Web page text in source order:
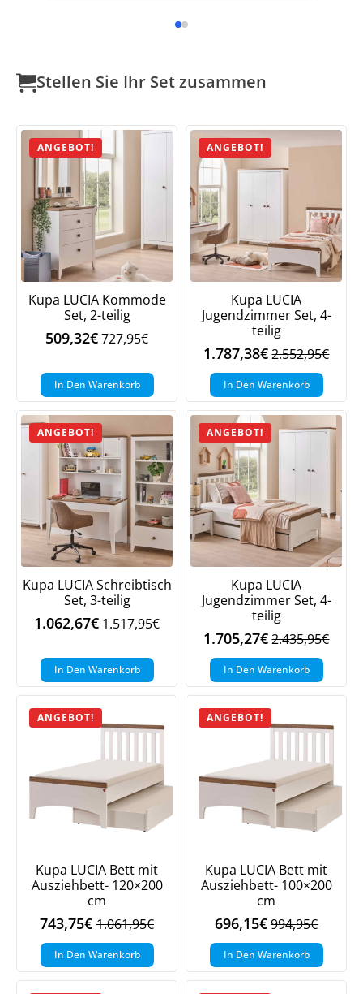
Stellen Sie Ihr Set zusammen
ANGEBOT!
Kupa LUCIA Kommode
Set, 2-teilig
727,95€
Ursprünglicher
war:
727,95€
509,32€Aktueller
ist:
509,32€.
In Den Warenkorb
ANGEBOT!
Kupa LUCIA
Jugendzimmer Set, 4-
teilig
2.552,95€
Preis
war:
2.552,95€
1.787,38€Aktueller
Preis
ist:
1.787,38€.
In Den Warenkorb
ANGEBOT!
Kupa LUCIA Schreibtisch
Set, 3-teilig
1.517,95€
Ursprünglicher
war:
1.517,95€
1.062,67€Aktueller
ist:
1.062,67€.
In Den Warenkorb
ANGEBOT!
Kupa LUCIA
Jugendzimmer Set, 4-
teilig
2.435,95€
Preis
war:
2.435,95€
1.705,27€Aktueller
Preis
ist:
1.705,27€.
In Den Warenkorb
ANGEBOT!
Kupa LUCIA Bett mit
Ausziehbett- 120×200
cm
1.061,95€
Ursprünglicher
Preis
war:
1.061,95€
743,75€ Aktueller
Preis
ist:
743,75€.
In Den Warenkorb
ANGEBOT!
Kupa LUCIA Bett mit
Ausziehbett- 100×200
cm
994,95€
Preis
war:
994,95€
696,15€Aktueller
Preis
ist:
696,15€.
In Den Warenkorb